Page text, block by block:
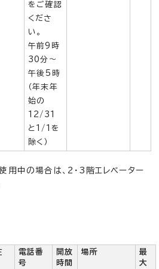
をご確認
くださ
い。
午前9時
30分〜
午後5時
（年末年
始の
12/31
と1/1を
除く）
用中の場合は、2・3階エレベーター
電話番
号
開放
時間
場所
最
大